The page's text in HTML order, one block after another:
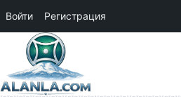
Войти
Регистрация
Перейти